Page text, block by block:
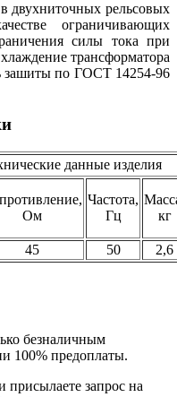
двухниточных рельсовых
ограничивающих
силы тока при
трансформатора
зашиты по ГОСТ 14254-96
данные изделия
Ом
Частота,
Гц
кг
45 50
2,6
безналичным
100% предоплаты.
присылаете запрос на